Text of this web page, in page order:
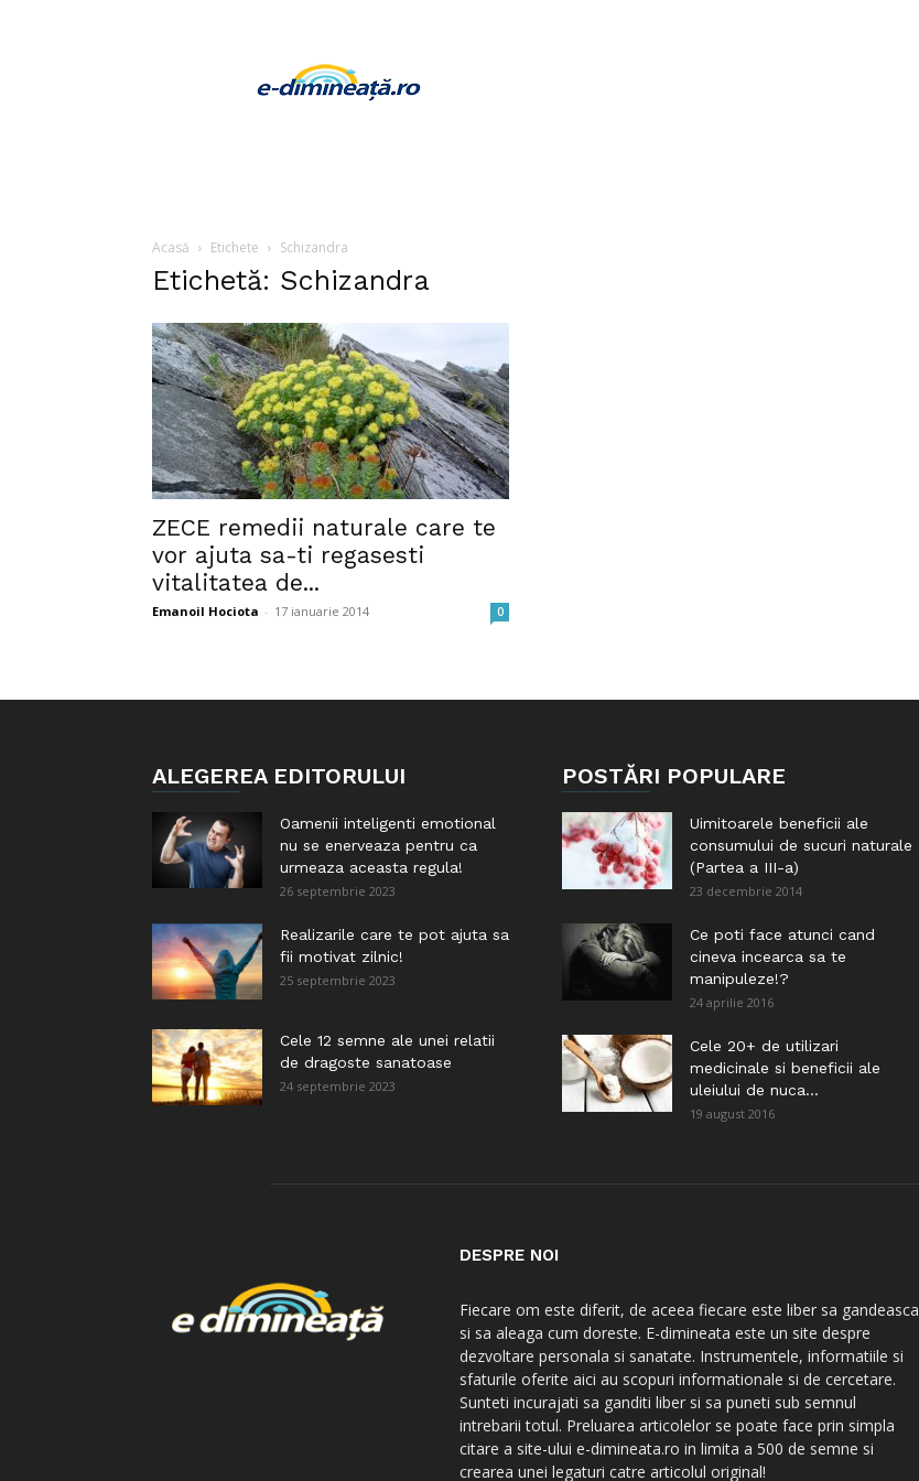
dimineata
Acasă Etichete Schizandra
Etichetă: Schizandra
ZECE remedii naturale care te
vor ajuta sa-ti regasesti
vitalitatea de...
Emanoil Hociota - 17 ianuarie 2014 0
ALEGEREA EDITORULUI
Oamenii inteligenti emotional
nu se enerveaza pentru ca
urmeaza aceasta regula!
26 septembrie 2023
Realizarile care te pot ajuta sa
fii motivat zilnic!
25 septembrie 2023
Cele 12 semne ale unei relatii
de dragoste sanatoase
24 septembrie 2023
POSTĂRI POPULARE
Uimitoarele beneficii ale
consumului de sucuri naturale
(Partea a III-a)
23 decembrie 2014
Ce poti face atunci cand
cineva incearca sa te
manipuleze!?
24 aprilie 2016
Cele 20+ de utilizari
medicinale si beneficii ale
uleiului de nuca...
19 august 2016
DESPRE NOI
Fiecare om este diferit, de aceea fiecare este liber sa gandeasca
si sa aleaga cum doreste. E-dimineata este un site despre
dezvoltare personala si sanatate. Instrumentele, informatiile si
sfaturile oferite aici au scopuri informationale si de cercetare.
Sunteti incurajati sa ganditi liber si sa puneti sub semnul
intrebarii totul. Preluarea articolelor se poate face prin simpla
citare a site-ului e-dimineata.ro in limita a 500 de semne si
crearea unei legaturi catre articolul original!